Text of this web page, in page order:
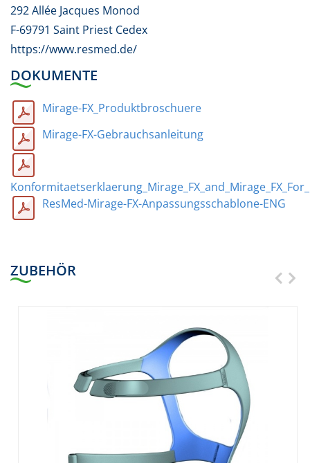
292 Allée Jacques Monod
F-69791 Saint Priest Cedex
https://www.resmed.de/
DOKUMENTE
Mirage-FX_Produktbroschuere
Mirage-FX-Gebrauchsanleitung
ResMed-Mirage-FX-Anpassungsschablone-ENG
ZUBEHÖR